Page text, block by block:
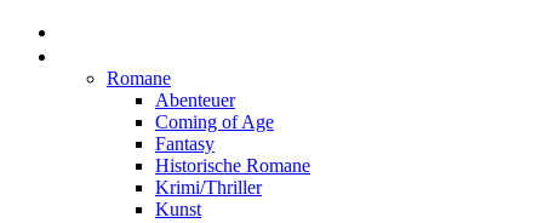
Romane
Abenteuer
Coming of Age
Fantasy
Historische Romane
Krimi/Thriller
Kunst